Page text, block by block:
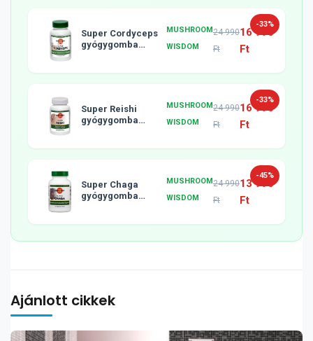
-33%
Super Cordyceps
gyógygomba
MUSHROOM
WISDOM
24 990
Ft
16 990
Ft
-33%
Super Reishi
gyógygomba
MUSHROOM
WISDOM
24 990
Ft
16 990
Ft
-45%
Super Chaga
gyógygomba
MUSHROOM
WISDOM
24 990
Ft
13 990
Ft
Ajánlott cikkek